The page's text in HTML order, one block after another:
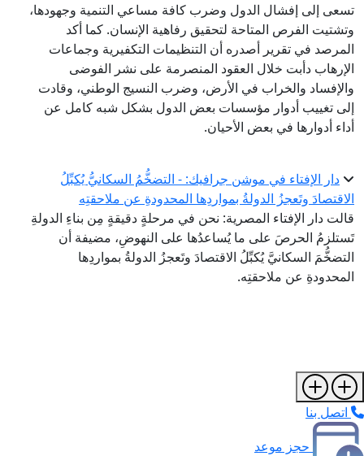
تسعى إلى إفشال الدول وضرب كافة مساعي التنمية وجهودها،
وتشتيت الفرص المتاحة لتحقيق رفاهية الإنسان. كما أكد
المرصد في تقرير أصدره أن التنظيمات التكفيرية وجماعات
الإرهاب دأبت خلال العقود المنصرمة على نشر الفوضى
والإفساد والخراب في الأرض، وضرب النسيج الوطني، وقادت
إلى تغييب أدوار مؤسسات بعض الدول بشكل شبه كامل عن
أداء أدوارها في بعض الأحيان.
دار الإفتاء في موشن جرافيك: - التضخُّمُ السكانيُّ يُكبِّلُ
الاقتصادَ وتَعجزُ الدولةُ بمواردِها المحدودةِ عن ملاحقتِه
قالت دار الإفتاء المصرية: نحن في مرحلةٍ دقيقةٍ مِن بناءِ الدولةِ
تَستلزمُ الحرصَ على ما يُساعدُها على النهوضِ، مضيفة أن
التضخُّمَ السكانيَّ يُكبِّلُ الاقتصادَ وتَعجزُ الدولةُ بمواردِها
المحدودةِ عن ملاحقتِه.
اتصل بنا
حجز موعد